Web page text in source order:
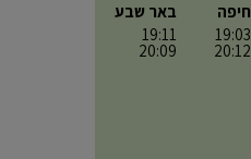
חיפה
19:03
20:12
באר שבע
19:11
20:09